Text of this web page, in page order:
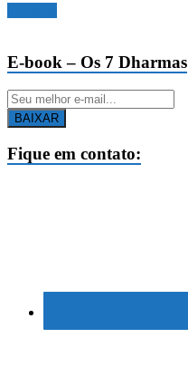
E-book – Os 7 Dharmas
BAIXAR
Fique em contato: